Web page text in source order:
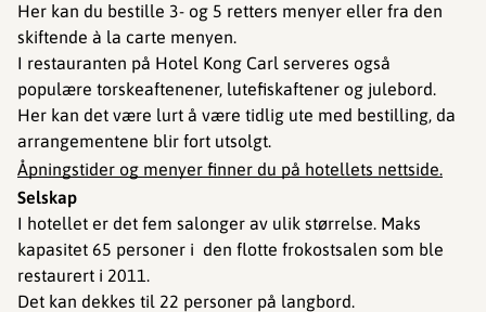
Her kan du bestille 3- og 5 retters menyer eller fra den
skiftende à la carte menyen.
I restauranten på Hotel Kong Carl serveres også
populære torskeaftenener, lutefiskaftener og julebord.
Her kan det være lurt å være tidlig ute med bestilling, da
arrangementene blir fort utsolgt.
Åpningstider og menyer finner du på hotellets nettside.
Selskap
I hotellet er det fem salonger av ulik størrelse. Maks
kapasitet 65 personer i den flotte frokostsalen som ble
restaurert i 2011.
Det kan dekkes til 22 personer på langbord.